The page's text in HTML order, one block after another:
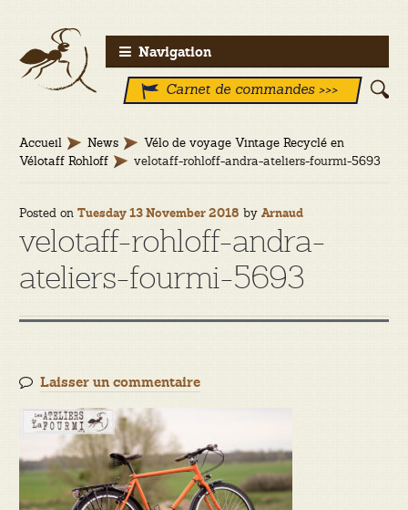
Aller
à
Aller
au
contenu
Navigation
Carnet de commandes >>>
Accueil News
Vélo de voyage Vintage Recyclé en
Vélotaff Rohloff
velotaff-rohloff-andra-ateliers-fourmi-5693
Posted on Tuesday 13 November 2018 by Arnaud
velotaff-rohloff-andra-
ateliers-fourmi-5693
Laisser un commentaire